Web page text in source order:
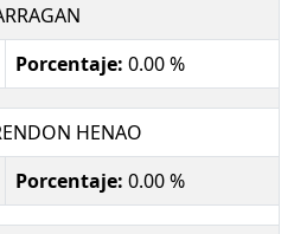
Porcentaje: 0.00 %
HENAO
Porcentaje: 0.00 %